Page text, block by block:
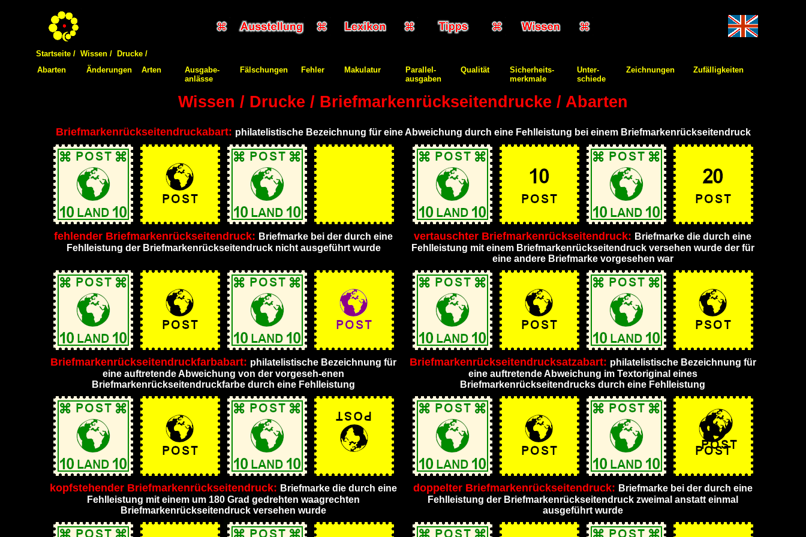
Startseite / Wissen /
Drucke /
Abarten
Änderungen Arten
Ausgabe-
anlässe
Fälschungen Fehler Makulatur
Parallel-
ausgaben
Qualität
Sicherheits-
merkmale
Unter-
schiede
Zeichnungen Zufälligkeiten
Wissen / Drucke / Briefmarkenrückseitendrucke / Abarten
Briefmarkenrückseitendruckabart: philatelistische Bezeichnung für eine Abweichung durch eine Fehlleistung bei einem Briefmarkenrückseitendruck
fehlender Briefmarkenrückseitendruck: Briefmarke bei der durch eine
Fehlleistung der Briefmarkenrückseitendruck nicht ausgeführt wurde
vertauschter Briefmarkenrückseitendruck: Briefmarke die durch eine
Fehlleistung mit einem Briefmarkenrückseitendruck versehen wurde der für
eine andere Briefmarke vorgesehen war
Briefmarkenrückseitendruckfarbabart: philatelistische Bezeichnung für
eine auftretende Abweichung von der vorgeseh-enen
Briefmarkenrückseitendruckfarbe durch eine Fehlleistung
Briefmarkenrückseitendrucksatzabart: philatelistische Bezeichnung für
eine auftretende Abweichung im Textoriginal eines
Briefmarkenrückseitendrucks durch eine Fehlleistung
kopfstehender Briefmarkenrückseitendruck: Briefmarke die durch eine
Fehlleistung mit einem um 180 Grad gedrehten waagrechten
Briefmarkenrückseitendruck versehen wurde
doppelter Briefmarkenrückseitendruck: Briefmarke bei der durch eine
Fehlleistung der Briefmarkenrückseitendruck zweimal anstatt einmal
ausgeführt wurde